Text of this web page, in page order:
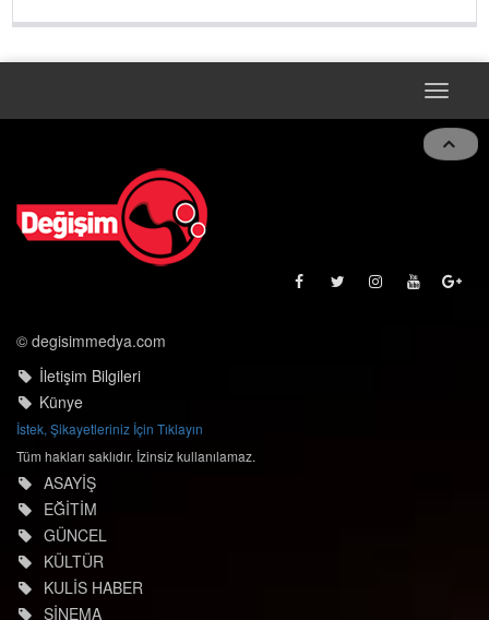
Toggle
© degisimmedya.com
İletişim Bilgileri
Künye
İstek, Şikayetleriniz İçin Tıklayın
Tüm hakları saklıdır. İzinsiz kullanılamaz.
ASAYİŞ
EĞİTİM
GÜNCEL
KÜLTÜR
KULİS HABER
SİNEMA